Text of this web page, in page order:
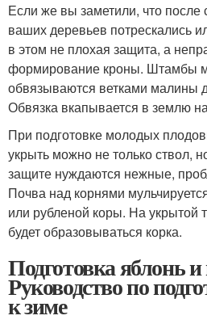
Если же вы заметили, что после
ваших деревьев потрескались
в этом не плохая защита, а
формирование кроны. Штамбы
обвязываются ветками малины
Обвязка вкапывается в землю
При подготовке молодых
укрыть можно не только ствол,
защите нуждаются нежные,
Почва над корнями
или рубленой коры. На укрытой
будет образовываться корка.
Подготовка яблонь
Руководство по
к зиме